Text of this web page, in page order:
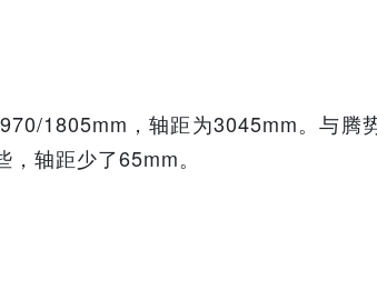
1805mm，轴距为3045mm。与腾
轴距少了65mm。